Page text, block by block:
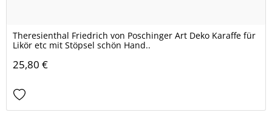
Theresienthal Friedrich von Poschinger Art Deko Karaffe für
Likör etc mit Stöpsel schön Hand..
25,80 €